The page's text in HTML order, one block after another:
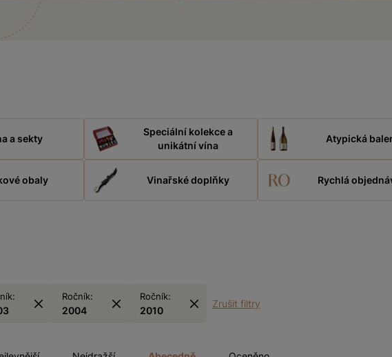
a sekty
Speciální kolekce a
unikátní vína
Atypická
obaly Vinařské doplňky Rychlá
Ročník:
2004
Ročník:
2010
Zrušit filtry